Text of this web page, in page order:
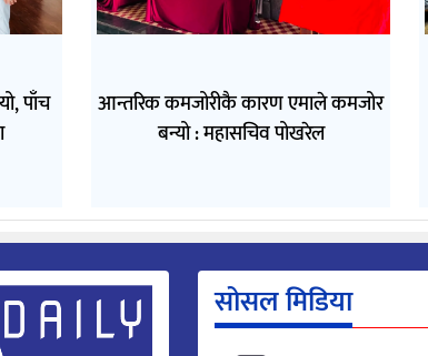
पाँच
आन्तरिक कमजोरीकै कारण एमाले कमजोर
बन्यो : महासचिव पोखरेल
सोसल मिडिया